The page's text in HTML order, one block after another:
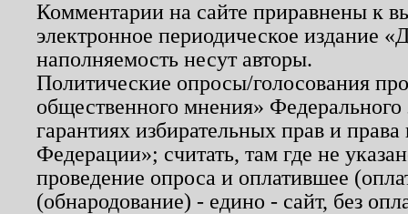
Комментарии на сайте приравнены к
электронное периодическое издание
наполняемость несут авторы.
Политические опросы/голосования
общественного мнения»
гарантиях избирательных прав и
Федерации»; считать, там где не
проведение опроса и оплатившее
(обнародование) - едино - сайт, без